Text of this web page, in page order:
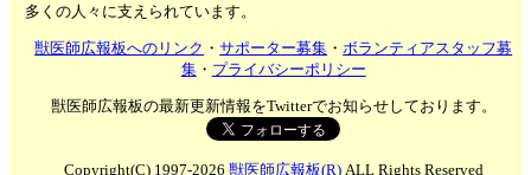
多くの人々に支えられています。
獣医師広報板へのリンク ・サポーター募集 ・ボランティアスタッフ募
集・ プライバシーポリシー
獣医師広報板の最新更新情報をTwitterでお知らせしております。
Copyright(C) 1997-2026 獣医師広報板(R)ALL Rights Reserved